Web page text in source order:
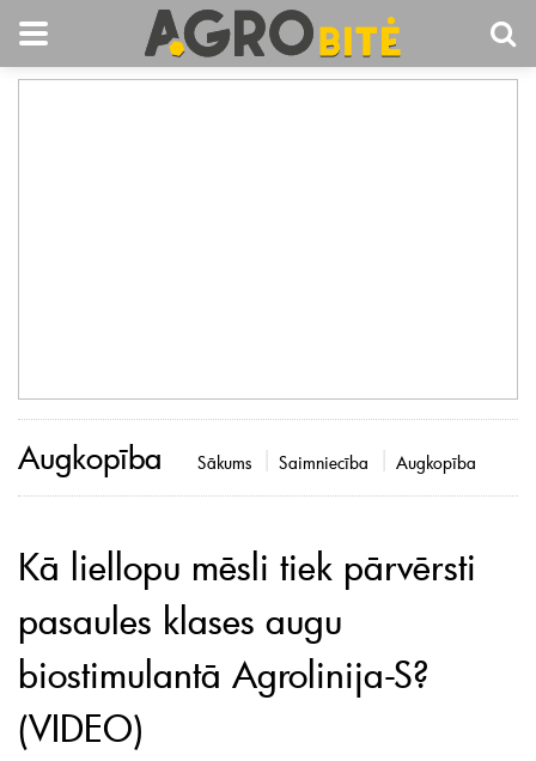
Augkopība Sākums Saimniecība Augkopība
Kā liellopu mēsli tiek pārvērsti
pasaules klases augu
biostimulantā Agrolinija-S?
(VIDEO)